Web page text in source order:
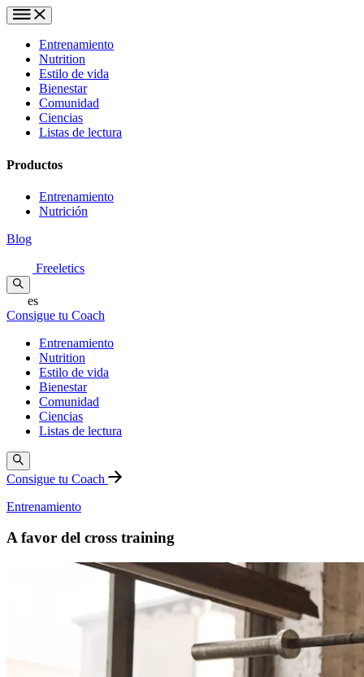
Entrenamiento
Nutrition
Estilo de vida
Bienestar
Comunidad
Ciencias
Listas de lectura
Productos
Entrenamiento
Nutrición
Blog
Freeletics
es
Consigue tu Coach
Entrenamiento
Nutrition
Estilo de vida
Bienestar
Comunidad
Ciencias
Listas de lectura
Consigue tu Coach
Entrenamiento
A favor del cross training